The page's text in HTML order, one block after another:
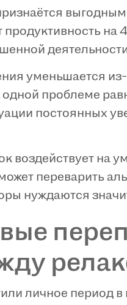
на
уменьшается
проблеме
постоянных
воздействует на
переварить
нуждаются
личное период